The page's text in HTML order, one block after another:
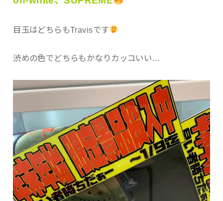
目玉はどちらもTravisです
渋めの色でどちらもかなりカッコいい…